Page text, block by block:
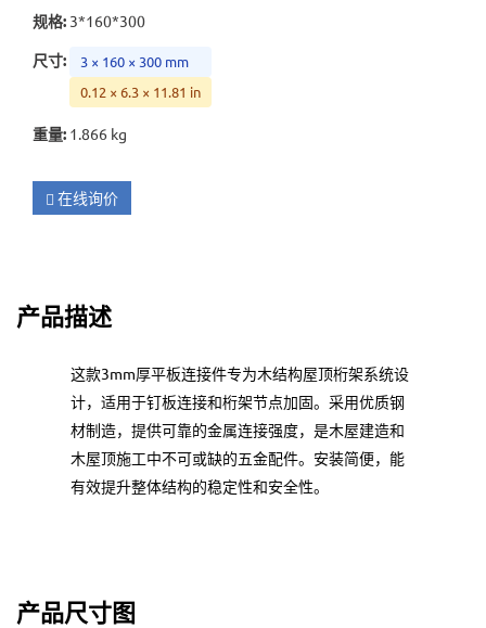
规格: 3*160*300
尺寸:
3 × 160 × 300 mm
0.12 × 6.3 × 11.81 in
重量: 1.866 kg
在线询价
产品描述
这款3mm厚平板连接件专为木结构屋顶桁架系统设
计，适用于钉板连接和桁架节点加固。采用优质钢
材制造，提供可靠的金属连接强度，是木屋建造和
木屋顶施工中不可或缺的五金配件。安装简便，能
有效提升整体结构的稳定性和安全性。
产品尺寸图